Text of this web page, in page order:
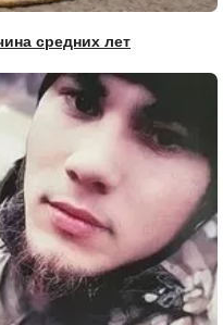
средних лет